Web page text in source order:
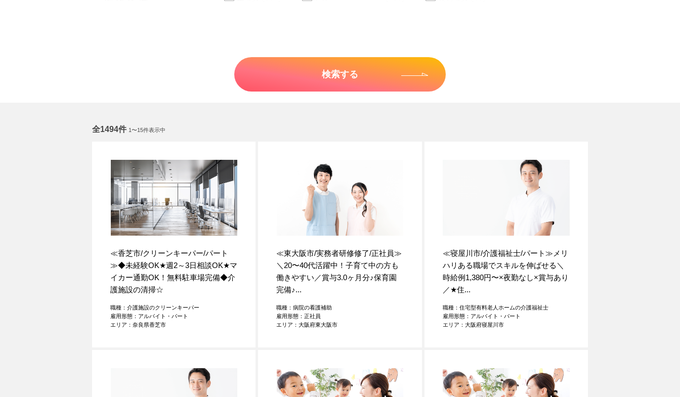
全1494件 1〜15件表示中
≪香芝市/クリーンキーパー/パート
≫◆未経験OK★週2～3日相談OK★マ
イカー通勤OK！無料駐車場完備◆介
護施設の清掃☆
職種：介護施設のクリーンキーパー
雇用形態：アルバイト・パート
エリア：奈良県香芝市
≪東大阪市/実務者研修修了/正社員≫
＼20〜40代活躍中！子育て中の方も
働きやすい／賞与3.0ヶ月分♪保育園
完備♪...
職種：病院の看護補助
雇用形態：正社員
エリア：大阪府東大阪市
≪寝屋川市/介護福祉士/パート≫メリ
ハリある職場でスキルを伸ばせる＼
時給例1,380円〜×夜勤なし×賞与あり
／★住...
職種：住宅型有料老人ホームの介護福祉士
雇用形態：アルバイト・パート
エリア：大阪府寝屋川市